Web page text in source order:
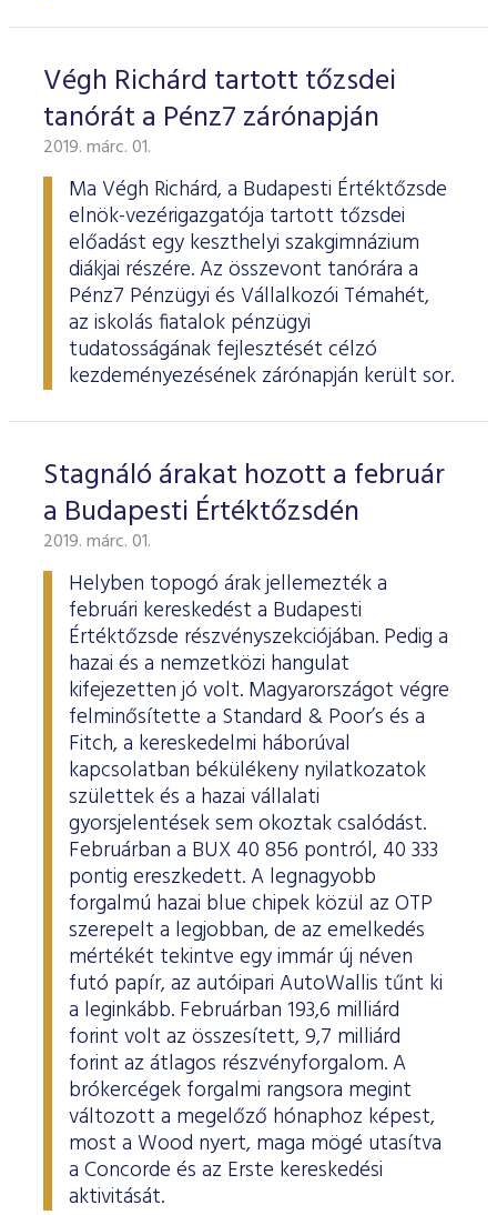
Végh Richárd tartott tőzsdei
tanórát a Pénz7 zárónapján
2019. márc. 01.
Ma Végh Richárd, a Budapesti Értéktőzsde
elnök-vezérigazgatója tartott tőzsdei
előadást egy keszthelyi szakgimnázium
diákjai részére. Az összevont tanórára a
Pénz7 Pénzügyi és Vállalkozói Témahét,
az iskolás fiatalok pénzügyi
tudatosságának fejlesztését célzó
kezdeményezésének zárónapján került sor.
Stagnáló árakat hozott a február
a Budapesti Értéktőzsdén
2019. márc. 01.
Helyben topogó árak jellemezték a
februári kereskedést a Budapesti
Értéktőzsde részvényszekciójában. Pedig a
hazai és a nemzetközi hangulat
kifejezetten jó volt. Magyarországot végre
felminősítette a Standard & Poor’s és a
Fitch, a kereskedelmi háborúval
kapcsolatban békülékeny nyilatkozatok
születtek és a hazai vállalati
gyorsjelentések sem okoztak csalódást.
Februárban a BUX 40 856 pontról, 40 333
pontig ereszkedett. A legnagyobb
forgalmú hazai blue chipek közül az OTP
szerepelt a legjobban, de az emelkedés
mértékét tekintve egy immár új néven
futó papír, az autóipari AutoWallis tűnt ki
a leginkább. Februárban 193,6 milliárd
forint volt az összesített, 9,7 milliárd
forint az átlagos részvényforgalom. A
brókercégek forgalmi rangsora megint
változott a megelőző hónaphoz képest,
most a Wood nyert, maga mögé utasítva
a Concorde és az Erste kereskedési
aktivitását.